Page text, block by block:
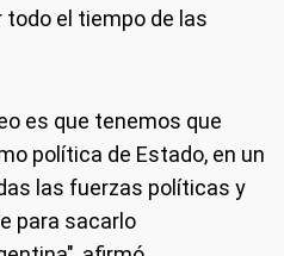
todo el tiempo de las
es que tenemos que
política de Estado, en un
las fuerzas políticas y
para sacarlo